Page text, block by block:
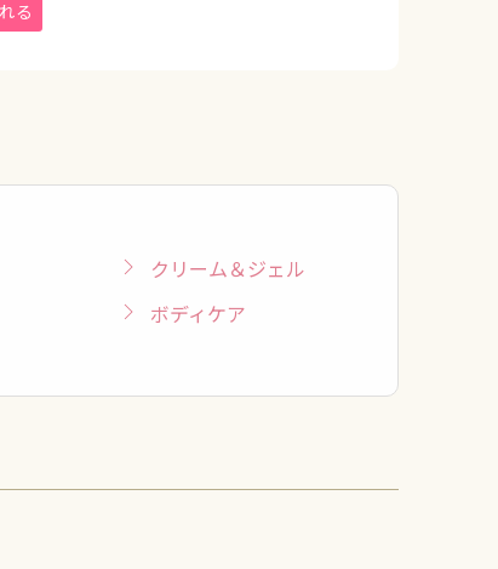
クリーム＆ジェル
ボディケア